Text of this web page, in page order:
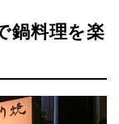
鍋料理を楽